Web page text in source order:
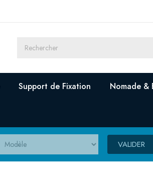
Support de Fixation Nomade &
VALIDER